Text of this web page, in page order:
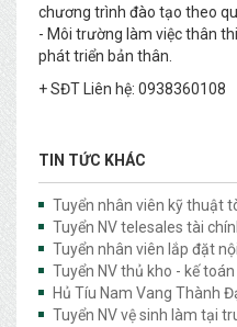
chương trình đào tạo theo
- Môi trường làm việc thân
phát triển bản thân.
+ SĐT Liên hệ: 0938360108
TIN TỨC KHÁC
Tuyển nhân viên kỹ thuật
Tuyển NV telesales tài
Tuyển nhân viên lắp đặt
Tuyển NV thủ kho - kế
Hủ Tíu Nam Vang Thành
Tuyển NV vệ sinh làm tại